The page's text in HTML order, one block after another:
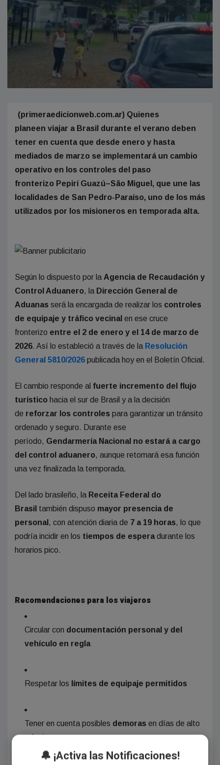
(primeraedicionweb.com.ar) Quienes
planeen viajar a Brasil durante el verano deben
tener en cuenta que desde enero y hasta
mediados de marzo se implementará un cambio
operativo en los controles del paso
fronterizo Pepirí Guazú–São Miguel, que une las
localidades de San Pedro-Paraíso, uno de los más
utilizados por los misioneros en temporada alta.
Según lo dispuesto por la Agencia de Recaudación y
Control Aduanero, la Dirección General de
Aduanas será la encargada de realizar los controles
de equipaje y tráfico vecinal en ese cruce
fronterizo entre el 2 de enero y el 14 de marzo de
2026. Así lo estableció a través de la Resolución
General 5810/2026 publicada hoy en el Boletín Oficial.
El cambio responde al fuerte incremento del flujo
turístico hacia el sur de Brasil y a la decisión
de reforzar los controles para garantizar un tránsito
ordenado y seguro. Durante ese
período, Gendarmería Nacional no estará a cargo
del control aduanero, aunque retomará esa función
una vez finalizada la temporada.
Del lado brasileño, la Receita Federal do
Brasil también dispuso mayor presencia de
personal , con atención diaria de 7 a 19 horas, lo que
podría incidir en los tiempos de esperadurante los
horarios pico.
Recomendaciones para los viajeros
Circular con documentación personal y del
vehículo en regla
Respetar los límites de equipaje permitidos
Tener en cuenta posibles demoras en días de alto
tránsito
🔔 ¡Activa las Notificaciones!